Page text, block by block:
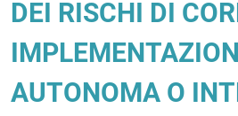
DEI RISCHI DI
AUTONOMA O